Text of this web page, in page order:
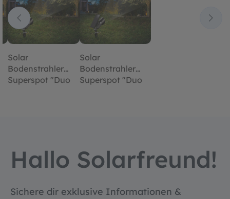
Solar
Bodenstrahler
Superspot "Duo
Solar
Bodenstrahler
Superspot "Duo
Hallo Solarfreund!
Sichere dir exklusive Informationen &